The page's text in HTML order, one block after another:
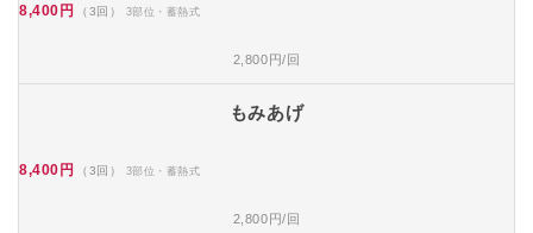
8,400円 （3回） 3部位・蓄熱式
2,800円/回
もみあげ
8,400円 （3回） 3部位・蓄熱式
2,800円/回